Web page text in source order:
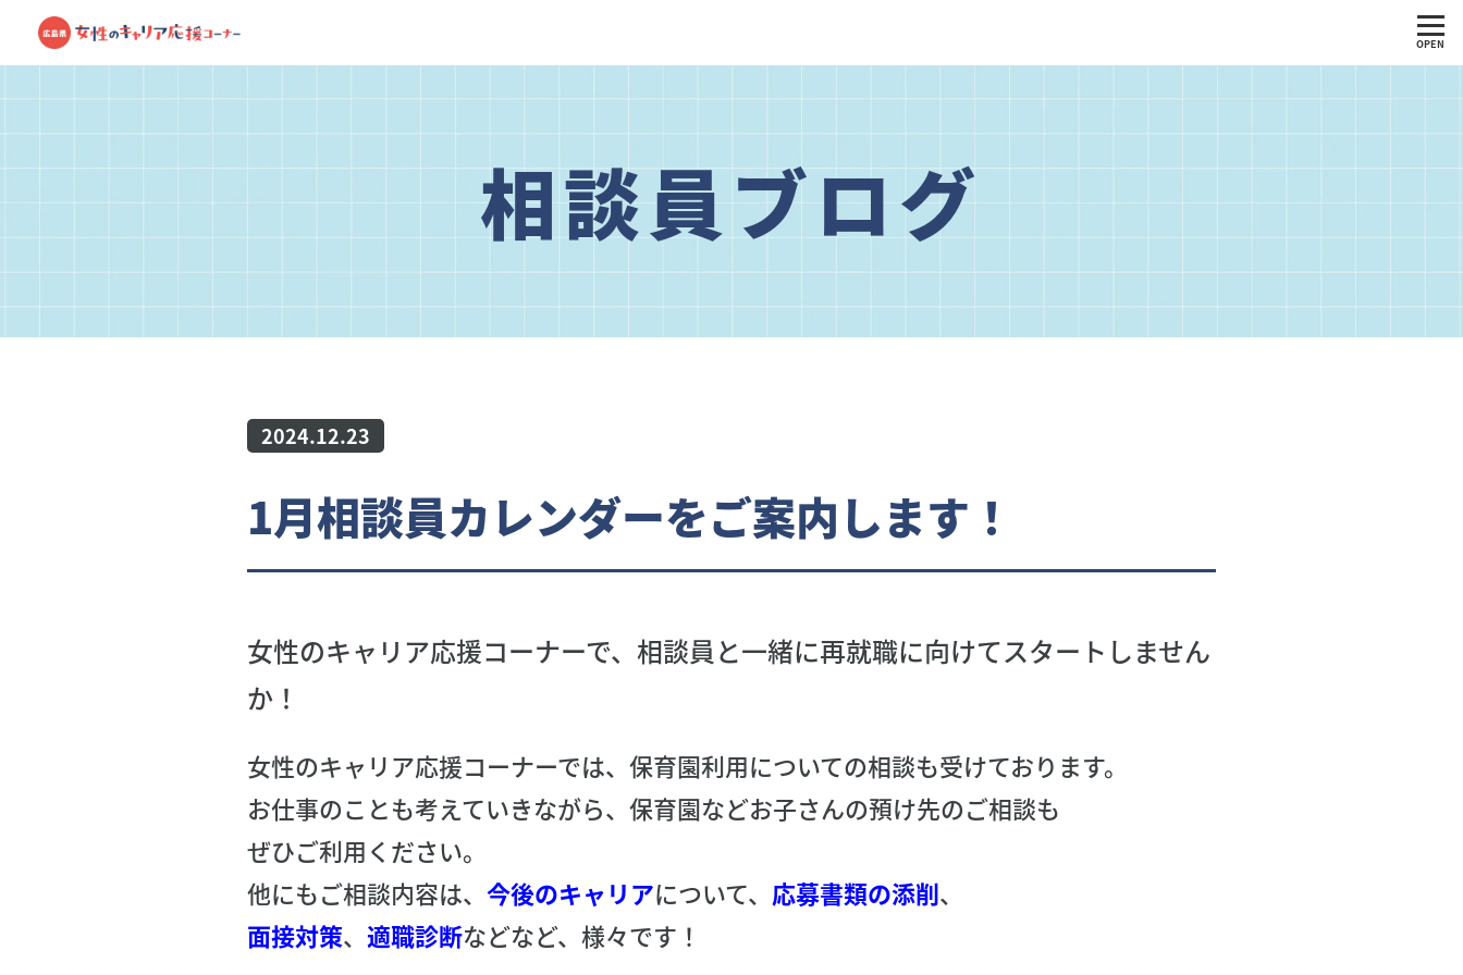
OPEN
相談員ブログ
2024.12.23
1月相談員カレンダーをご案内します！
女性のキャリア応援コーナーで、相談員と一緒に再就職に向けてスタートしません
か！
女性のキャリア応援コーナーでは、保育園利用についての相談も受けております。
お仕事のことも考えていきながら、保育園などお子さんの預け先のご相談も
ぜひご利用ください。
他にもご相談内容は、 今後のキャリアについて、 応募書類の添削、
面接対策、 適職診断などなど、様々です！